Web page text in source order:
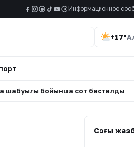
@ a Информационное
+17°
бойынша сот басталды •
Соңғы